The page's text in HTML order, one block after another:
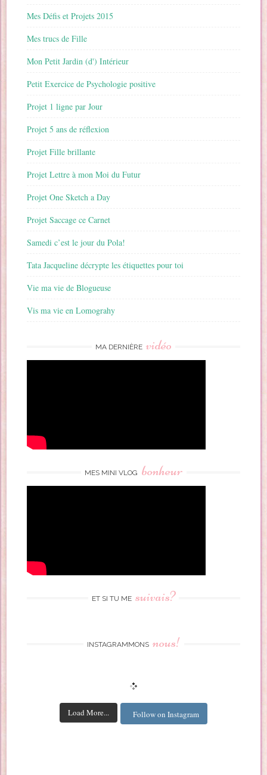
Mes Défis et Projets 2015
Mes trucs de Fille
Mon Petit Jardin (d') Intérieur
Petit Exercice de Psychologie positive
Projet 1 ligne par Jour
Projet 5 ans de réflexion
Projet Fille brillante
Projet Lettre à mon Moi du Futur
Projet One Sketch a Day
Projet Saccage ce Carnet
Samedi c’est le jour du Pola!
Tata Jacqueline décrypte les étiquettes pour toi
Vie ma vie de Blogueuse
Vis ma vie en Lomograhy
MA DERNIÈRE vidéo
MES MINI VLOG bonheur
ET SI TU ME suivais?
INSTAGRAMMONS nous!
Load More... Follow on Instagram